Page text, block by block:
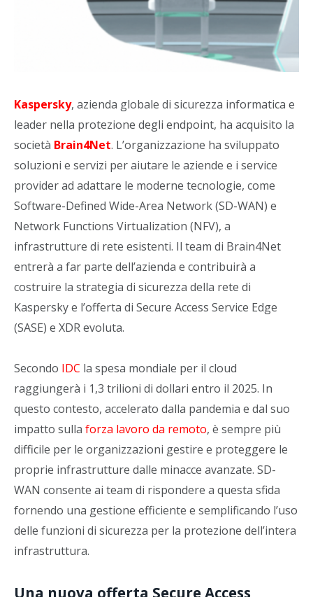
Kaspersky, azienda globale di sicurezza informatica e
leader nella protezione degli endpoint, ha acquisito la
società Brain4Net. L’organizzazione ha sviluppato
soluzioni e servizi per aiutare le aziende e i service
provider ad adattare le moderne tecnologie, come
Software-Defined Wide-Area Network (SD-WAN) e
Network Functions Virtualization (NFV), a
infrastrutture di rete esistenti. Il team di Brain4Net
entrerà a far parte dell’azienda e contribuirà a
costruire la strategia di sicurezza della rete di
Kaspersky e l’offerta di Secure Access Service Edge
(SASE) e XDR evoluta.
Secondo IDC la spesa mondiale per il cloud
raggiungerà i 1,3 trilioni di dollari entro il 2025. In
questo contesto, accelerato dalla pandemia e dal suo
impatto sulla forza lavoro da remoto, è sempre più
difficile per le organizzazioni gestire e proteggere le
proprie infrastrutture dalle minacce avanzate. SD-
WAN consente ai team di rispondere a questa sfida
fornendo una gestione efficiente e semplificando l’uso
delle funzioni di sicurezza per la protezione dell’intera
infrastruttura.
Una nuova offerta Secure Access